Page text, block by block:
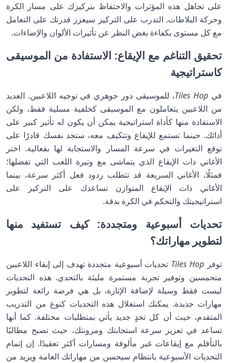
على تجاهل هذه المؤثرات والاحتفاظ بتركيزك على مسار الكرة
وحركة البلاطات. التدرب على التركيز سيعزز قدرتك على التعامل
مع كل مستوى بكفاءة بغض النظر عن تأثيرات الألوان والإضاءات.
تحقيق التناغم مع الإيقاع: الاستفادة من الموسيقى
كاستراتيجية
في Tiles Hop، للموسيقى دور جوهري في توجيه اللاعبين. العديد
من اللاعبين يتعاملون مع الموسيقى كخلفية مسلية فقط، ولكن
الاستفادة منها كأداة استراتيجية يمكن أن يكون له تأثير كبير على
أدائك. حينما تستمع للإيقاع وتتكيف معه، ستجد نفسك قادرًا على
توقع التغيرات في سرعة المسار والاستجابة لها بفعالية. اختر
الأغاني ذات الإيقاع الذي يتماشى مع وتيرة اللعب التي تفضلها؛
فمثلًا، الأغاني السريعة قد تتطلب ردود فعل أكثر سرعة، بينما
الأغاني ذات الإيقاع المتوازن تساعدك على التركيز على
استراتيجيتك والتحكم في الكرة بدقة.
تحديات أسبوعية ومتجددة: كيف تستفيد منها
لتطوير مهاراتك؟
توفر Tiles Hop تحديات أسبوعية متجددة تهدف إلى إبقاء اللاعبين
متحمسين وتوفير تجربة مستمرة مليئة بالتحدي. هذه التحديات
ليست فقط وسيلة لإضافة الإثارة، بل هي فرصة رائعة لتطوير
مهارات جديدة. يمكنك استغلال هذه التحديات كنوع من التدريب
المتقدم، حيث أن كل تحدٍ جديد يأتي بمتطلبات مختلفة. كما أنها
تساعد في تعزيز سرعة استجابتك ومرونتك، حيث تصبح مطالبًا
بالتأقلم مع إيقاعات غير مألوفة ومسارات أكثر تعقيدًا. إن إتمام
التحديات الأسبوعية بانتظام سيحسن من مهاراتك العامة ويزيد من